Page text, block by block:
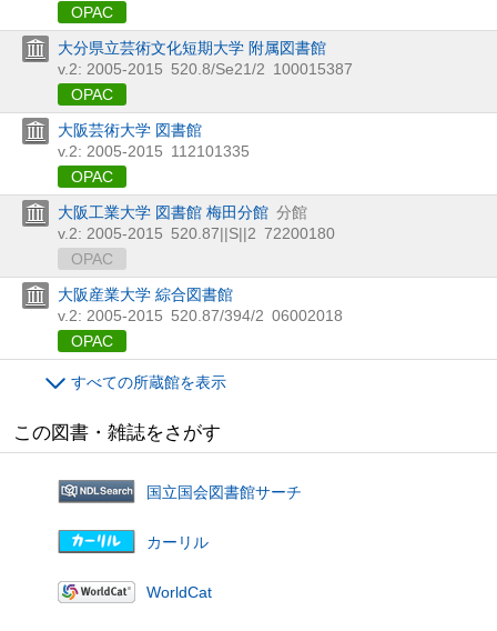
OPAC
大分県立芸術文化短期大学 附属図書館
v.2: 2005-2015 520.8/Se21/2 100015387
OPAC
大阪芸術大学 図書館
v.2: 2005-2015 112101335
OPAC
大阪工業大学 図書館 梅田分館 分館
v.2: 2005-2015 520.87||S||2 72200180
OPAC
大阪産業大学 綜合図書館
v.2: 2005-2015 520.87/394/2 06002018
OPAC
すべての所蔵館を表示
この図書・雑誌をさがす
国立国会図書館サーチ
カーリル
WorldCat